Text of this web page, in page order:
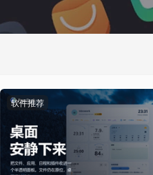
软件推荐